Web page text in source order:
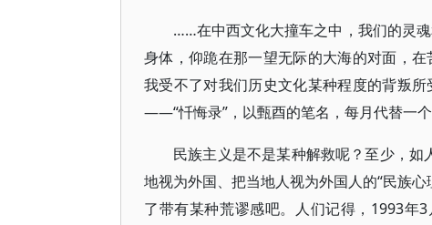
……在中西文化大撞车之中，我们的灵
身体，仰跪在那一望无际的大海的对面，
我受不了对我们历史文化某种程度的背叛
——“忏悔录”，以甄酉的笔名，每月代替一
民族主义是不是某种解救呢？至少，
地视为外国、把当地人视为外国人的“民族
了带有某种荒谬感吧。人们记得，1993年